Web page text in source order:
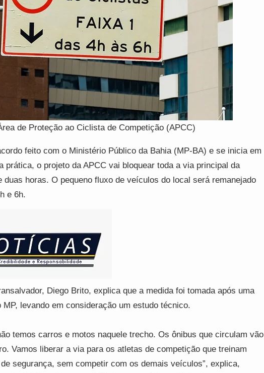
de Proteção ao Ciclista de Competição (APCC)
feito com o Ministério Público da Bahia (MP-BA) e se inicia em
prática, o projeto da APCC vai bloquear toda a via principal da
duas horas. O pequeno fluxo de veículos do local será remanejado
e 6h.
Diego Brito, explica que a medida foi tomada após uma
levando em consideração um estudo técnico.
temos carros e motos naquele trecho. Os ônibus que circulam vão
Vamos liberar a via para os atletas de competição que treinam
segurança, sem competir com os demais veículos”, explica,